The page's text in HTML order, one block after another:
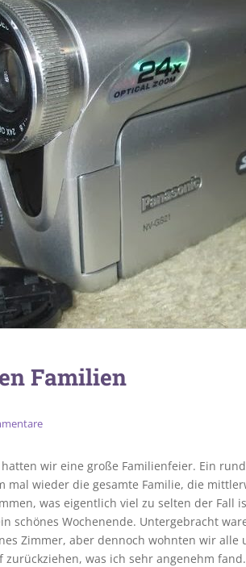
Familien
wir eine große Familienfeier. Ein
mal wieder die gesamte Familie, die
was eigentlich viel zu selten der Fall
schönes Wochenende. Untergebracht
Zimmer, aber dennoch wohnten wir alle
zurückziehen, was ich sehr angenehm